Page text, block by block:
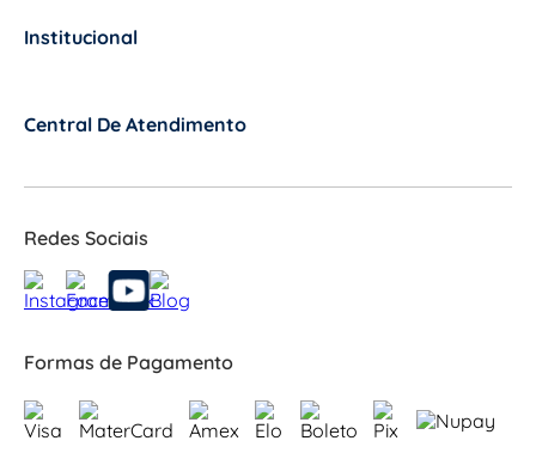
Institucional
Central De Atendimento
Redes Sociais
Formas de Pagamento